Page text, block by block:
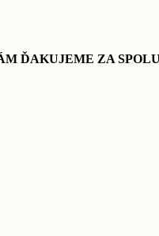
ĎAKUJEME ZA